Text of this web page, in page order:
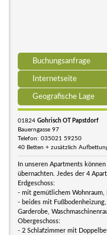
Buchungsanfrage
Internetseite
Geografische Lage
01824 Gohrisch OT Papstdorf
Bauerngasse 97
Telefon: 035021 59250
40 Betten + zusätzlich
In unseren Apartments
übernachten. Jedes der 4
Erdgeschoss:
- mit gemütlichem Wohnraum,
- beides mit
Garderobe,
Obergeschoss:
- 2 Schlafzimmer mit